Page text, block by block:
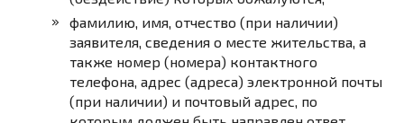
фамилию, имя, отчество (при наличии)
заявителя, сведения о месте жительства, а
также номер (номера) контактного
телефона, адрес (адреса) электронной почты
(при наличии) и почтовый адрес, по